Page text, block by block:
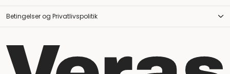
Betingelser og Privatlivspolitik